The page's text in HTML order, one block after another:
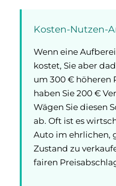
Kosten-Nutzen-
Wenn eine
kostet, Sie aber
um 300 € höheren
haben Sie 200 €
Wägen Sie diesen
ab. Oft ist es
Auto im ehrlichen,
Zustand zu
fairen